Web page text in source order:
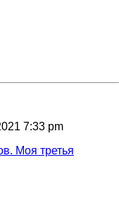
7:33 pm
Моя третья